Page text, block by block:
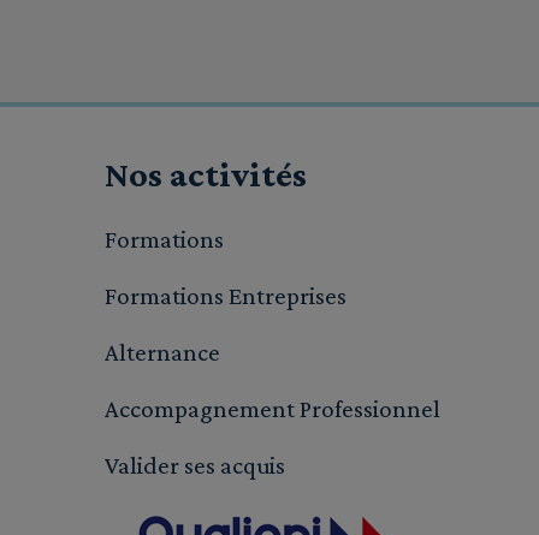
Nos activités
Formations
Formations Entreprises
Alternance
Accompagnement Professionnel
Valider ses acquis